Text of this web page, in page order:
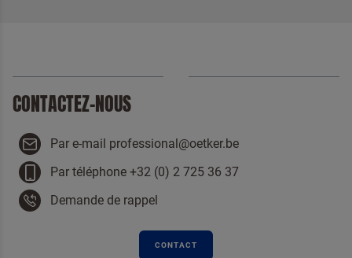
CONTACTEZ-NOUS
Par e-mail professional@oetker.be
Par téléphone +32 (0) 2 725 36 37
Demande de rappel
CONTACT